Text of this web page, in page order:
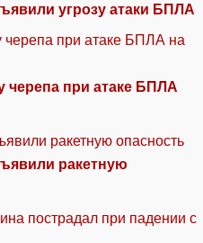
угрозу атаки БПЛА
черепа при атаке БПЛА
ракетную